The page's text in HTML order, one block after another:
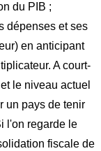
du PIB ;
dépenses et ses
en anticipant
A court-
le niveau actuel
un pays de tenir
l'on regarde le
fiscale de